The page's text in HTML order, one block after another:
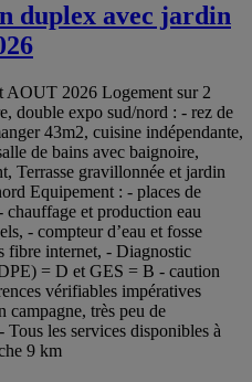
duplex avec jardin
AOUT 2026 Logement sur 2
double expo sud/nord : - rez de
43m2, cuisine indépendante,
de bains avec baignoire,
Terrasse gravillonnée et jardin
Equipement : - places de
chauffage et production eau
- compteur d’eau et fosse
fibre internet, - Diagnostic
= D et GES = B - caution
vérifiables impératives
campagne, très peu de
les services disponibles à
9 km